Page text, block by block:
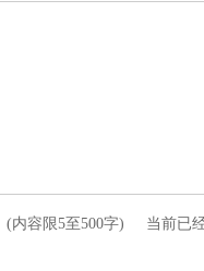
(内容限5至500字) 当前已